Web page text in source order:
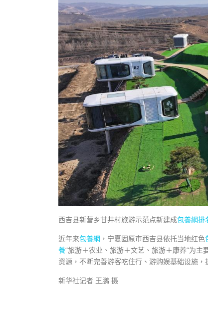
西吉县新营乡甘井村旅游示范点新建成包養網排
近年来包養網 ，宁夏固原市西吉县依托当地红色
養“旅游＋农业、旅游＋文艺、旅游＋康养”为
资源，不断完善游客吃住行、游购娱基础设施
新华社记者 王鹏 摄